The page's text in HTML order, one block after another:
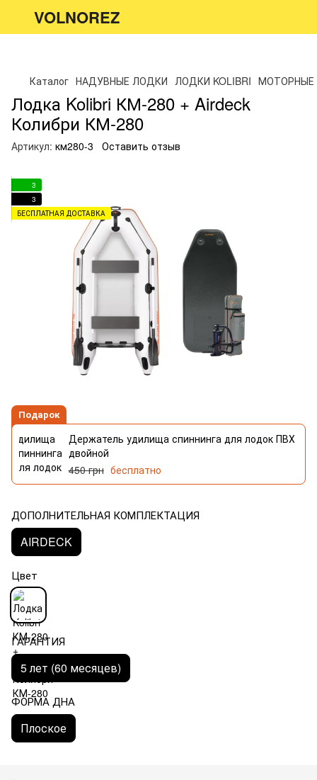
VOLNOREZ
Каталог НАДУВНЫЕ ЛОДКИ ЛОДКИ KOLIBRI
Лодка Kolibri КМ-280 + Airdeck
Колибри КМ-280
Артикул: км280-3 Оставить отзыв
3
3
БЕСПЛАТНАЯ ДОСТАВКА
Подарок
Держатель удилища спиннинга для лодок ПВХ
двойной
450 грн бесплатно
ДОПОЛНИТЕЛЬНАЯ КОМПЛЕКТАЦИЯ
AIRDECK
Цвет
ГАРАНТИЯ
5 лет (60 месяцев)
ФОРМА ДНА
Плоское